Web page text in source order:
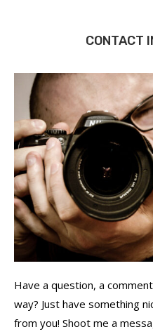
CONTACT
Have a question, a
way? Just have something
from you! Shoot me a